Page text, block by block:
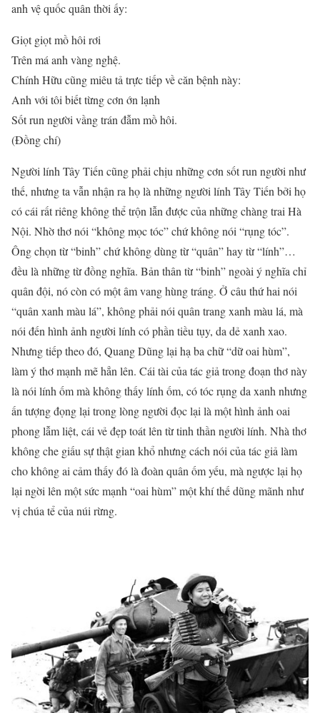
anh vệ quốc quân thời ấy:
Giọt giọt mồ hôi rơi
Trên má anh vàng nghệ.
Chính Hữu cũng miêu tả trực tiếp về căn bệnh này:
Anh với tôi biết từng cơn ớn lạnh
Sốt run người vầng trán đẫm mồ hôi.
(Đồng chí)
Người lính Tây Tiến cũng phải chịu những cơn sốt run người như
thế, nhưng ta vẫn nhận ra họ là những người lính Tây Tiến bởi họ
có cái rất riêng không thể trộn lẫn được của những chàng trai Hà
Nội. Nhờ thơ nói “không mọc tóc” chứ không nói “rụng tóc”.
Ông chọn từ “binh” chứ không dùng từ “quân” hay từ “lính”…
đều là những từ đồng nghĩa. Bản thân từ “binh” ngoài ý nghĩa chỉ
quân đội, nó còn có một âm vang hùng tráng. Ở câu thứ hai nói
“quân xanh màu lá”, không phải nói quân trang xanh màu lá, mà
nói đến hình ảnh người lính có phần tiều tụy, da dẻ xanh xao.
Nhưng tiếp theo đó, Quang Dũng lại hạ ba chữ “dữ oai hùm”,
làm ý thơ mạnh mẽ hẳn lên. Cái tài của tác giả trong đoạn thơ này
là nói lính ốm mà không thấy lính ốm, có tóc rụng da xanh nhưng
ấn tượng đọng lại trong lòng người đọc lại là một hình ảnh oai
phong lẫm liệt, cái vẻ đẹp toát lên từ tinh thần người lính. Nhà thơ
không che giấu sự thật gian khổ nhưng cách nói của tác giả làm
cho không ai cảm thấy đó là đoàn quân ốm yếu, mà ngược lại họ
lại ngời lên một sức mạnh “oai hùm” một khí thế dũng mãnh như
vị chúa tể của núi rừng.